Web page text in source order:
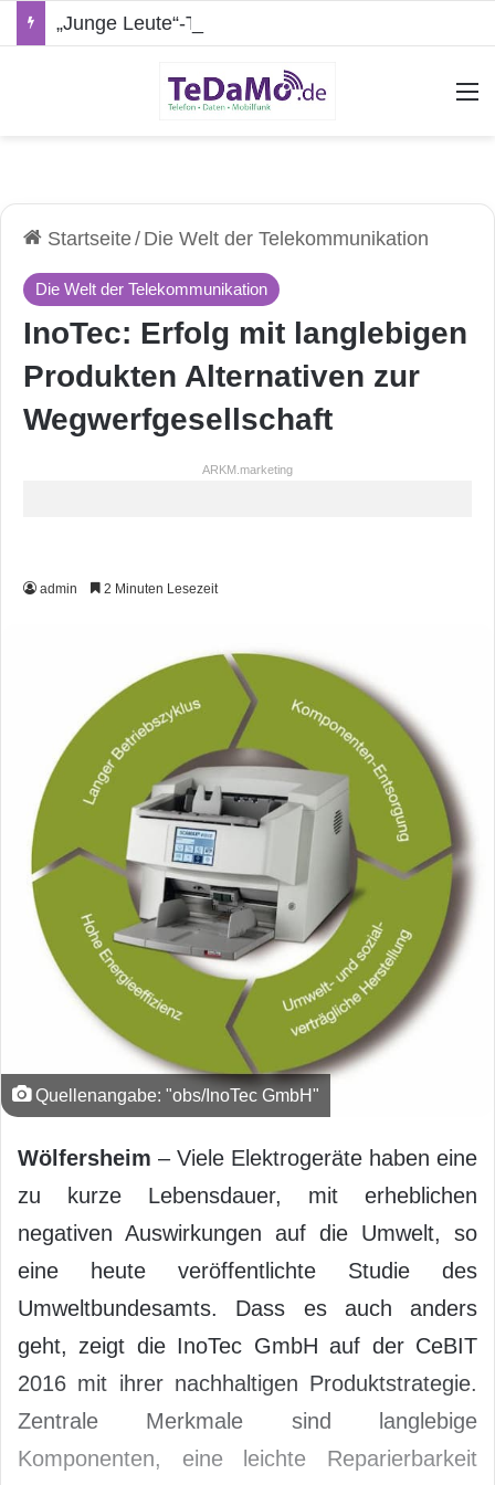
Startseite/ Die Welt der Telekommunikation
Die Welt der Telekommunikation
InoTec: Erfolg mit langlebigen
Produkten Alternativen zur
Wegwerfgesellschaft
ARKM.marketing
admin 2 Minuten Lesezeit
Quellenangabe: "obs/InoTec GmbH"
Wölfersheim – Viele Elektrogeräte haben eine
zu kurze Lebensdauer, mit erheblichen
negativen Auswirkungen auf die Umwelt, so
eine heute veröffentlichte Studie des
Umweltbundesamts. Dass es auch anders
geht, zeigt die InoTec GmbH auf der CeBIT
2016 mit ihrer nachhaltigen Produktstrategie.
Zentrale Merkmale sind langlebige
Komponenten, eine leichte Reparierbarkeit